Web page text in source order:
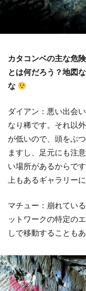
カタコンベの主な危
とは何だろう？地図
な
ダイアン：悪い出会
なり稀です。それ以
が低いので、頭をぶ
ますし、足元にも注
い場所があるからで
上もあるギャラリー
マチュー：崩れてい
ットワークの特定の
しで移動することもあ